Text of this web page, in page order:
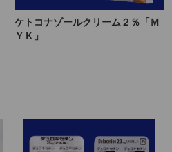
ケトコナゾールクリーム２％「Ｍ
ＹＫ」